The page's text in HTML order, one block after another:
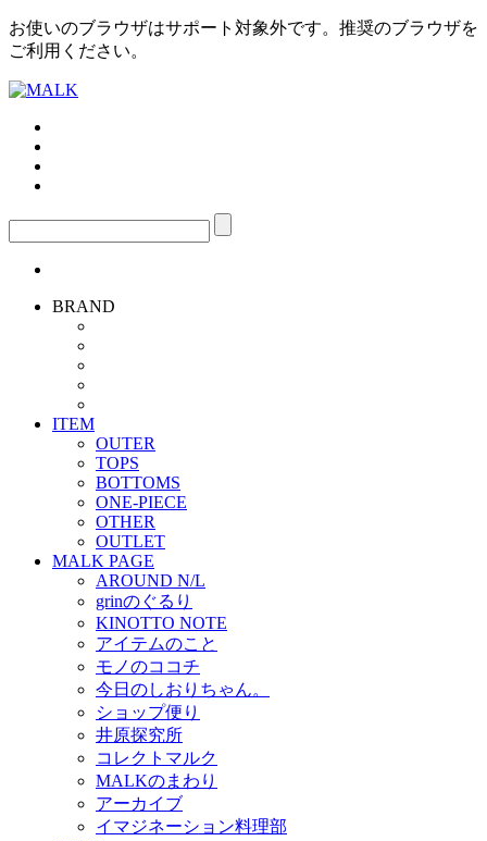
お使いのブラウザはサポート対象外です。推奨のブラウザを
ご利用ください。
BRAND
ITEM
OUTER
TOPS
BOTTOMS
ONE-PIECE
OTHER
OUTLET
MALK PAGE
AROUND N/L
grinのぐるり
KINOTTO NOTE
アイテムのこと
モノのココチ
今日のしおりちゃん。
ショップ便り
井原探究所
コレクトマルク
MALKのまわり
アーカイブ
イマジネーション料理部